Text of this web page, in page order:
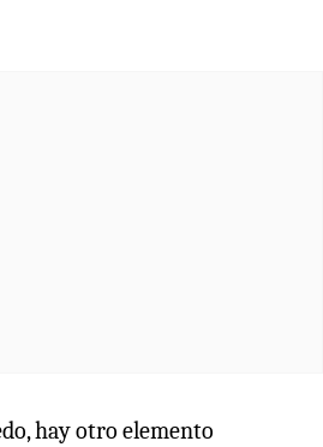
hay otro elemento